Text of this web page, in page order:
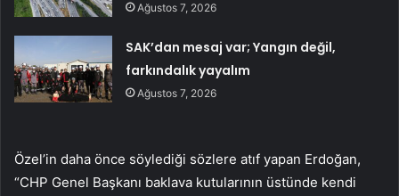
Ağustos 7, 2026
SAK’dan mesaj var; Yangın değil,
farkındalık yayalım
Ağustos 7, 2026
Özel’in daha önce söylediği sözlere atıf yapan Erdoğan,
“CHP Genel Başkanı baklava kutularının üstünde kendi